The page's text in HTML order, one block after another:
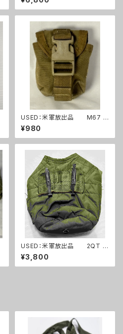
264)
USED：米軍放出品 M67 グ
レネードポーチ コヨーテ USM
C 海兵隊(A0262)
¥980
USED：米軍放出品 2QT キ
ャンティーンポーチ OD(A025
3)
¥3,800